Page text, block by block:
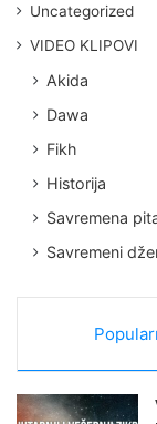
Uncategorized
VIDEO KLIPOVI
Akida
Dawa
Fikh
Historija
Savremena
Savremeni